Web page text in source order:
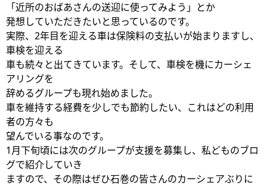
「近所のおばあさんの送迎に使ってみよう」とか
発想していただきたいと思っているのです。
実際、2年目を迎える車は保険料の支払いが始まりますし、
車検を迎える
車も続々と出てきています。そして、車検を機にカーシェ
アリングを
辞めるグループも現れ始めました。
車を維持する経費を少しでも節約したい、これはどの利用
者の方々も
望んでいる事なのです。
1月下旬頃には次のグループが支援を募集し、私どものブロ
グで紹介していき
ますので、その際はぜひ石巻の皆さんのカーシェアぶりに